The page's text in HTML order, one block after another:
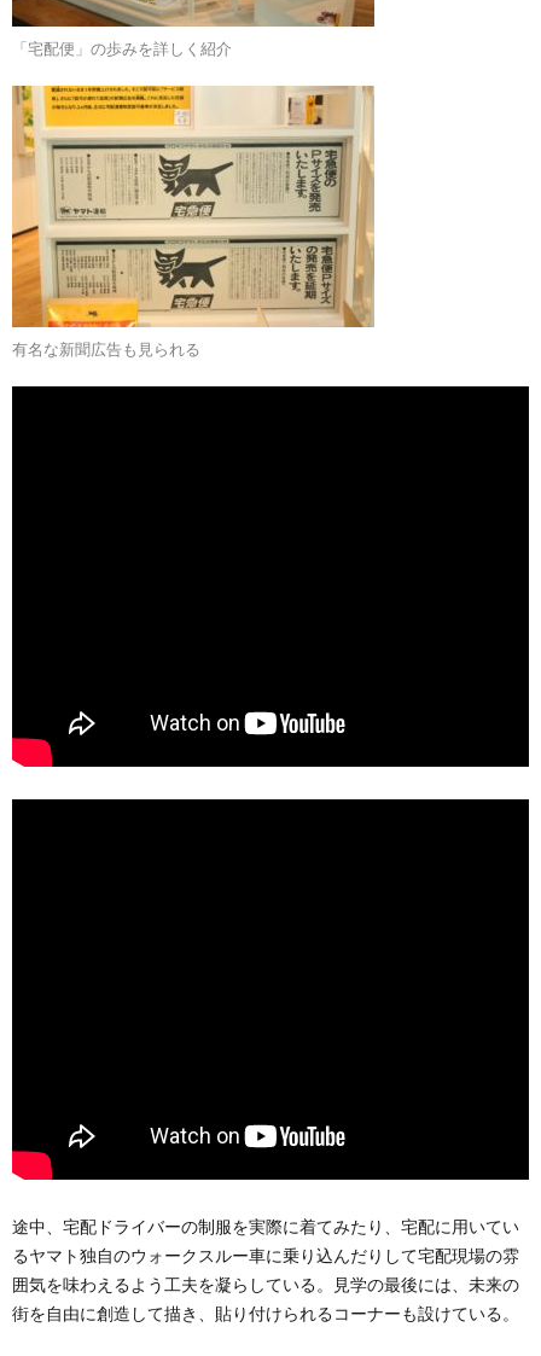
「宅配便」の歩みを詳しく紹介
有名な新聞広告も見られる
途中、宅配ドライバーの制服を実際に着てみたり、宅配に用いてい
るヤマト独自のウォークスルー車に乗り込んだりして宅配現場の雰
囲気を味わえるよう工夫を凝らしている。見学の最後には、未来の
街を自由に創造して描き、貼り付けられるコーナーも設けている。